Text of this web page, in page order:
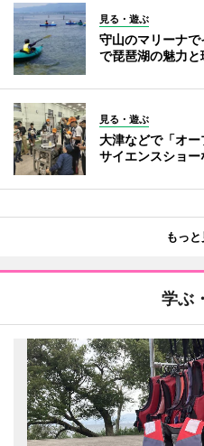
見る・遊ぶ
守山のマリーナ
で琵琶湖の魅力と
見る・遊ぶ
大津などで「オ
サイエンスショー
もっ
学ぶ